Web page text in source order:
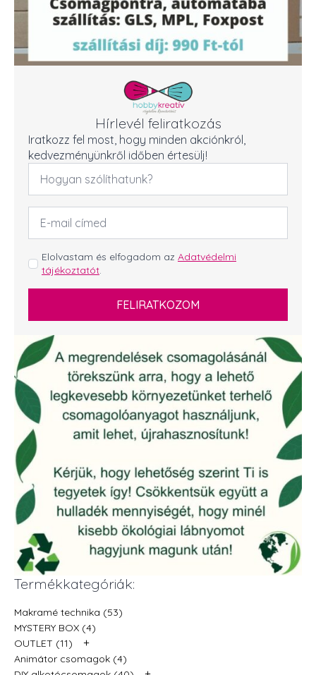
Hírlevél feliratkozás
Iratkozz fel most, hogy minden akciónkról,
kedvezményünkről időben értesülj!
Név
Email
cím
GDPR
*
Elolvastam és elfogadom az Adatvédelmi
tájékoztatót.
FELIRATKOZOM
Termékkategóriák:
Makramé technika (53)
MYSTERY BOX (4)
OUTLET (11)
+
Animátor csomagok (4)